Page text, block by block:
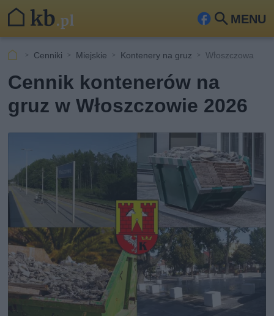
MENU
Fa
ook
Szu
kaj
Cenniki Miejskie Kontenery na gruz Włoszczowa
Cennik kontenerów na
gruz w Włoszczowie 2026